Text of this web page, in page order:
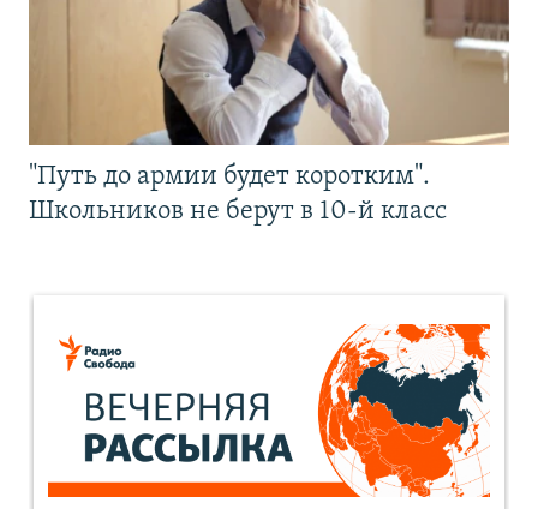
"Путь до армии будет коротким".
Школьников не берут в 10-й класс